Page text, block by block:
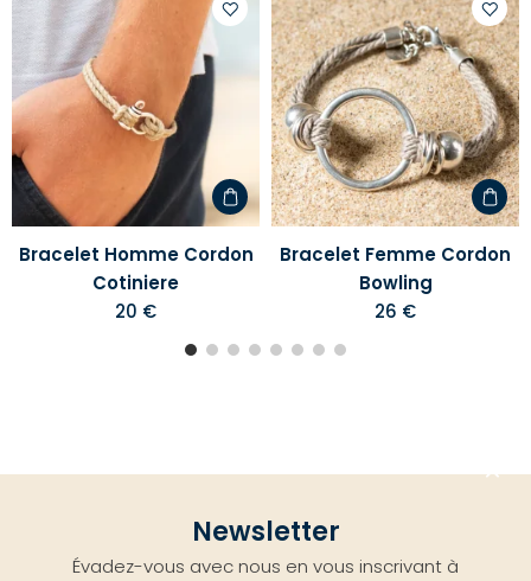
Ajouter
à
votre
liste
d'envies
Bracelet Homme Cordon
Cotiniere
20 €
à
votre
liste
Bracelet Femme Cordon
Bowling
26 €
Newsletter
Évadez-vous avec nous en vous inscrivant à